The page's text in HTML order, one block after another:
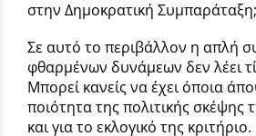
στην Δημοκρατική Συμπαράταξη;
Σε αυτό το περιβάλλον η απλή
φθαρμένων δυνάμεων δεν λέει
Μπορεί κανείς να έχει όποια
ποιότητα της πολιτικής σκέψης
και για το εκλογικό της